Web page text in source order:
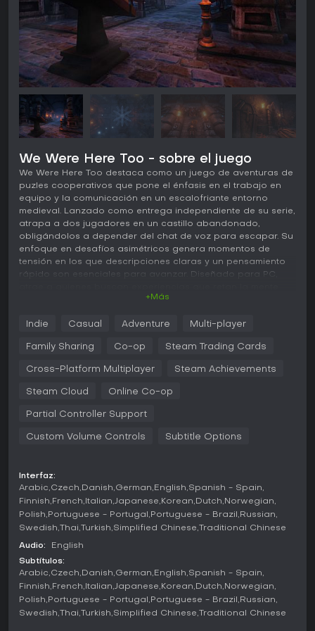
We Were Here Too - sobre el juego
We Were Here Too destaca como un juego de aventuras de
puzles cooperativos que pone el énfasis en el trabajo en
equipo y la comunicación en un escalofriante entorno
medieval. Lanzado como entrega independiente de su serie,
atrapa a dos jugadores en un castillo abandonado,
obligándolos a depender del chat de voz para escapar. Su
enfoque en desafíos asimétricos genera momentos de
tensión en los que descripciones claras y un pensamiento
rápido son esenciales para avanzar. Diseñado para PC,
junto a un compañero, combinando exploración y misterio
jugadores que recorren secciones separadas de un castillo
información. Cada puzle exige observación y guías
mecanismos que el otro debe activar a distancia. La vista
en primera persona intensifica la sensación de aislamiento,
haciendo que cada pista resulte vital. Los puzles varían en
Las mecánicas resaltan la asimetría, con roles que alternan
entre explorador y guía para mantener a ambos implicados.
Fallos en la comunicación pueden causar resets divertidos
o frustrantes, pero resolverlos exitosamente genera una
gran satisfacción. El juego obliga a usar micrófono,
convirtiendo la voz en la herramienta principal para los
puzles. Los entornos pasan de pasillos tenuemente
iluminados a salas elaboradas, revelando fragmentos de la
Modos de juego
+Más
Indie Casual Adventure Multi-player
Family Sharing Co-op Steam Trading Cards
Cross-Platform Multiplayer Steam Achievements
Steam Cloud Online Co-op
Partial Controller Support
Custom Volume Controls Subtitle Options
Interfaz:
Arabic Czech Danish German English Spanish - Spain
Finnish French Italian Japanese Korean Dutch Norwegian
Polish Portuguese - Portugal Portuguese - Brazil
Russian
Swedish
Thai Turkish Simplified Chinese Traditional Chinese
Audio:
English
Subtítulos:
Arabic Czech Danish German English Spanish - Spain
Finnish French Italian Japanese Korean Dutch Norwegian
Polish Portuguese - Portugal Portuguese - Brazil
Russian
Swedish
Thai Turkish Simplified Chinese Traditional Chinese